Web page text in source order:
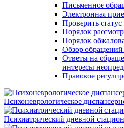
Письменное
Электронная
Проверить
Порядок
Порядок
Обзор обращений
Ответы на
интересы
Правовое
Психоневрологическое
Психиатрический дневной